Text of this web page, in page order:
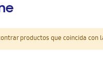
productos que coincida con